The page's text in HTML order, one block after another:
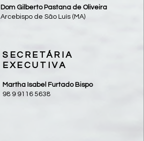
Dom Gilberto Pastana de Oliveira
Arcebispo de São Luís (MA)
SECRETÁRIA
EXECUTIVA
Martha Isabel Furtado Bispo
98 9 9116 5638